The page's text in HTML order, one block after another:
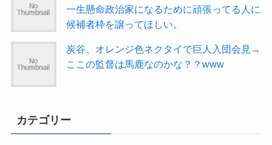
一生懸命政治家になるために頑張ってる人に
候補者枠を譲ってほしい。
炭谷、オレンジ色ネクタイで巨人入団会見→
ここの監督は馬鹿なのかな？？www
カテゴリー